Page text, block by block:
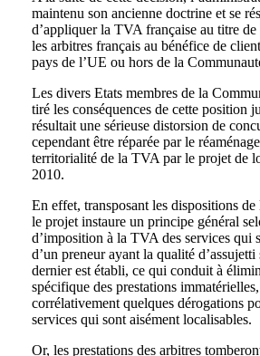
maintenu son ancienne doctrine et se
d’appliquer la TVA française au titre de
les arbitres français au bénéfice de
pays de l’UE ou hors de la
Les divers Etats membres de la
tiré les conséquences de cette position
résultait une sérieuse distorsion de
cependant être réparée par le
territorialité de la TVA par le projet de
2010.
En effet, transposant les dispositions
le projet instaure un principe général
d’imposition à la TVA des services qui
d’un preneur ayant la qualité
dernier est établi, ce qui conduit à
spécifique des prestations
corrélativement quelques dérogations
services qui sont aisément localisables.
Or, les prestations des arbitres